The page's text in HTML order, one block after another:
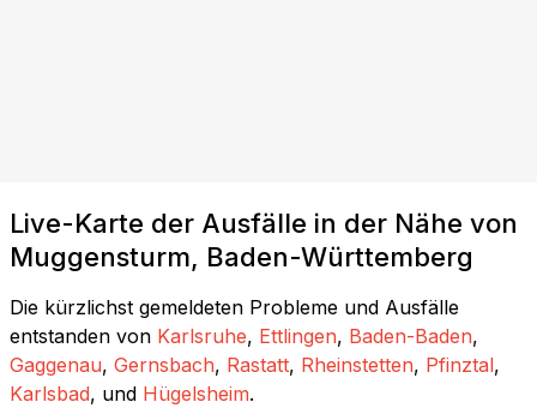
Live-Karte der Ausfälle in der Nähe von
Muggensturm, Baden-Württemberg
Die kürzlichst gemeldeten Probleme und Ausfälle
entstanden von Karlsruhe, Ettlingen, Baden-Baden,
Gaggenau, Gernsbach, Rastatt, Rheinstetten, Pfinztal,
Karlsbad, und Hügelsheim.